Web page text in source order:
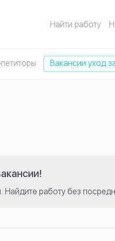
Найти работу
Вакансии уход
Найдите работу без